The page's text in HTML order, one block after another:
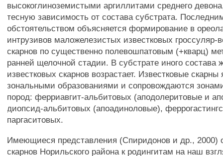
высокоглиноземистыми аргиллитами среднего
тесную зависимость от состава субстрата.
обстоятельством объясняется формирование в
интрузивов маложелезистых известковых гроссуляр-
скарнов по существенно полевошпатовым (+кварц)
ранней щелочной стадии. В субстрате иного состава
известковых скарнов возрастает. Известковые
зональными образованиями и сопровождаются
пород: ферриавгит-альбитовых (аподолеритовые и
диопсид-альбитовых (апоадиноловые),
паргаситовых.
Имеющиеся представления (Спиридонов и др., 2000)
скарнов Норильского района к родингитам на наш